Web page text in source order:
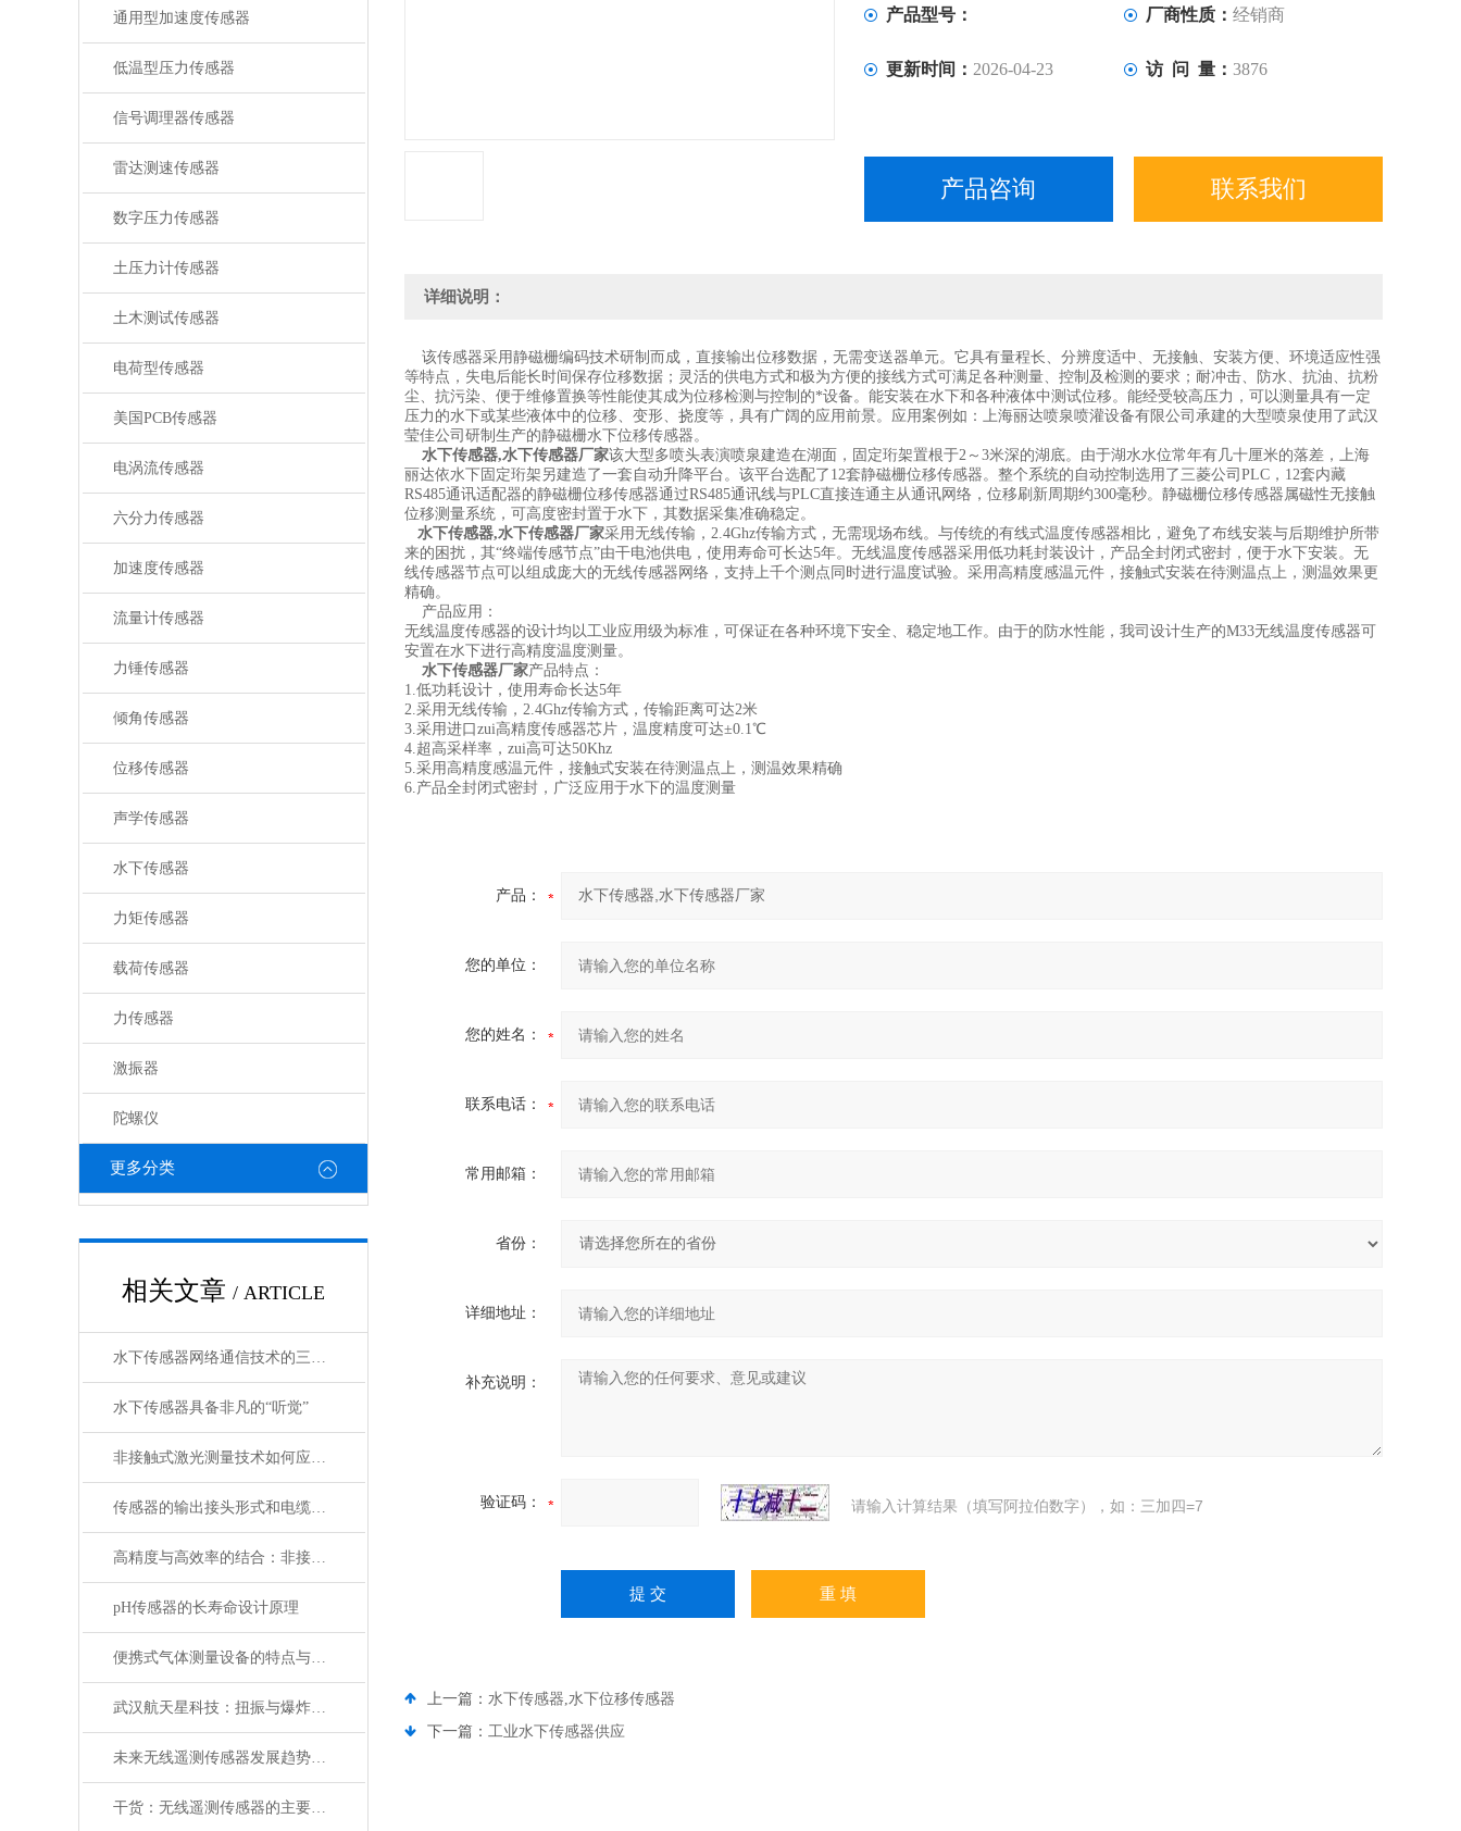
通用型加速度传感器
低温型压力传感器
信号调理器传感器
雷达测速传感器
数字压力传感器
土压力计传感器
土木测试传感器
电荷型传感器
美国PCB传感器
电涡流传感器
六分力传感器
加速度传感器
流量计传感器
力锤传感器
倾角传感器
位移传感器
声学传感器
水下传感器
力矩传感器
载荷传感器
力传感器
激振器
陀螺仪
更多分类
相关文章 / ARTICLE
水下传感器网络通信技术的三种方式
水下传感器具备非凡的“听觉”
非接触式激光测量技术如何应用于地质勘探和地质灾害监测？
传感器的输出接头形式和电缆对测量信号的影响
高精度与高效率的结合：非接触式激光测量的工作原理与核心优势
pH传感器的长寿命设计原理
便携式气体测量设备的特点与维护
武汉航天星科技：扭振与爆炸冲击传感器的专业制造商
未来无线遥测传感器发展趋势是什么？
干货：无线遥测传感器的主要指标及功能
测试位移。
产品型号： 厂商性质： 经销商
更新时间： 2026-04-23 访 问 量： 3876
产品咨询 联系我们
详细说明：
该传感器采用静磁栅编码技术研制而成，直接输出位移数据，无需变送器单元。它具有量程长、分辨度适中、无接触、安装方便、环境适应性强
等特点，失电后能长时间保存位移数据；灵活的供电方式和极为方便的接线方式可满足各种测量、控制及检测的要求；耐冲击、防水、抗油、抗粉
尘、抗污染、便于维修置换等性能使其成为位移检测与控制的*设备。能安装在水下和各种液体中测试位移。能经受较高压力，可以测量具有一定
压力的水下或某些液体中的位移、变形、挠度等，具有广阔的应用前景。应用案例如：上海丽达喷泉喷灌设备有限公司承建的大型喷泉使用了武汉
莹佳公司研制生产的静磁栅水下位移传感器。
水下传感器,水下传感器厂家该大型多喷头表演喷泉建造在湖面，固定珩架置根于2～3米深的湖底。由于湖水水位常年有几十厘米的落差，上海
丽达依水下固定珩架另建造了一套自动升降平台。该平台选配了12套静磁栅位移传感器。整个系统的自动控制选用了三菱公司PLC，12套内藏
RS485通讯适配器的静磁栅位移传感器通过RS485通讯线与PLC直接连通主从通讯网络，位移刷新周期约300毫秒。静磁栅位移传感器属磁性无接触
位移测量系统，可高度密封置于水下，其数据采集准确稳定。
水下传感器,水下传感器厂家采用无线传输，2.4Ghz传输方式，无需现场布线。与传统的有线式温度传感器相比，避免了布线安装与后期维护所带
来的困扰，其“终端传感节点”由干电池供电，使用寿命可长达5年。无线温度传感器采用低功耗封装设计，产品全封闭式密封，便于水下安装。无
线传感器节点可以组成庞大的无线传感器网络，支持上千个测点同时进行温度试验。采用高精度感温元件，接触式安装在待测温点上，测温效果更
精确。
产品应用：
无线温度传感器的设计均以工业应用级为标准，可保证在各种环境下安全、稳定地工作。由于的防水性能，我司设计生产的M33无线温度传感器可
安置在水下进行高精度温度测量。
水下传感器厂家产品特点：
1.低功耗设计，使用寿命长达5年
2.采用无线传输，2.4Ghz传输方式，传输距离可达2米
3.采用进口zui高精度传感器芯片，温度精度可达±0.1℃
4.超高采样率，zui高可达50Khz
5.采用高精度感温元件，接触式安装在待测温点上，测温效果精确
6.产品全封闭式密封，广泛应用于水下的温度测量
产品：
您的单位：
您的姓名：
联系电话：
常用邮箱：
省份：
详细地址：
补充说明：
验证码： 请输入计算结果（填写阿拉伯数字），如：三加四=7
上一篇： 水下传感器,水下位移传感器
下一篇： 工业水下传感器供应